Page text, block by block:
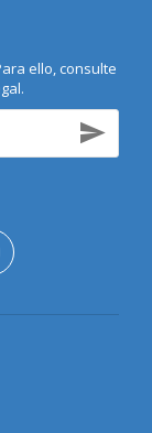
ello, consulte